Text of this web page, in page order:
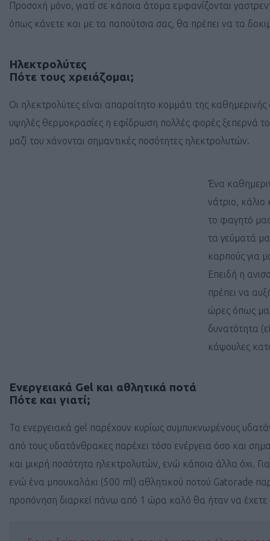
Προσοχή μόνο, γιατί σε κάποια άτομα εμφανίζονται
όπως κάνετε και με τα παπούτσια σας, θα πρέπει να τα
Ηλεκτρολύτες
Πότε τους χρειάζομαι;
Οι ηλεκτρολύτες είναι απαραίτητο κομμάτι της
υψηλές θερμοκρασίες η εφίδρωση πολλές φορές ξεπερνά
μαζί του χάνονται σημαντικές ποσότητες ηλεκτρολυτών.
Ένα
νάτριο, κάλιο
το φαγητό
τα γεύματά
καρπούς για
Επειδή η
πρέπει να
ώρες όπως
δυνατότητα
κάψουλες
Ενεργειακά Gel και αθλητικά ποτά
Πότε και γιατί;
Τα ενεργειακά gel παρέχουν κυρίως συμπυκνωμένους
από τους υδατάνθρακες παρέχει τόσο ενέργεια όσο και
και μικρή ποσότητα ηλεκτρολυτών, ενώ κάποια άλλα όχι.
ενώ ένα μπουκαλάκι (500 ml) αθλητικού ποτού Gatorade
προπόνηση διαρκεί πάνω από 1 ώρα καλό θα ήταν να έχετε